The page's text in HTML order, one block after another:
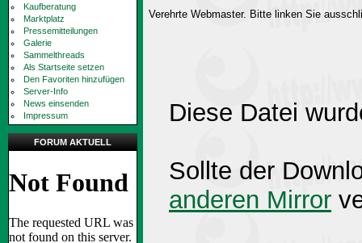
Kaufberatung
Marktplatz
Pressemitteilungen
Galerie
Sammelthreads
Als Startseite setzen
Den Favoriten hinzufügen
Server-Info
News einsenden
Impressum
FORUM AKTUELL
Verehrte Webmaster. Bitte linken Sie
Diese Datei
Sollte der
anderen Mirror